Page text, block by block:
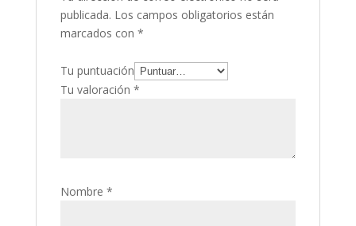
publicada. Los campos obligatorios están
marcados con *
Tu puntuación
Tu valoración *
Nombre *